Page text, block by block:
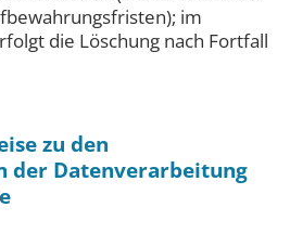
im
die Löschung nach Fortfall
zu den
der Datenverarbeitung